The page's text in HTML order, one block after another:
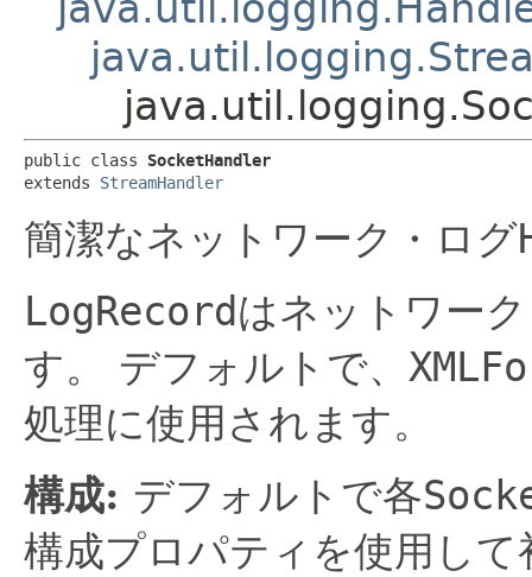
public class SocketHandler
extends StreamHandler
簡潔なネットワーク・ログ
LogRecordはネットワー
す。
デフォルトで、
処理に使用されます。
構成: デフォルトで各
構成プロパティを使用し